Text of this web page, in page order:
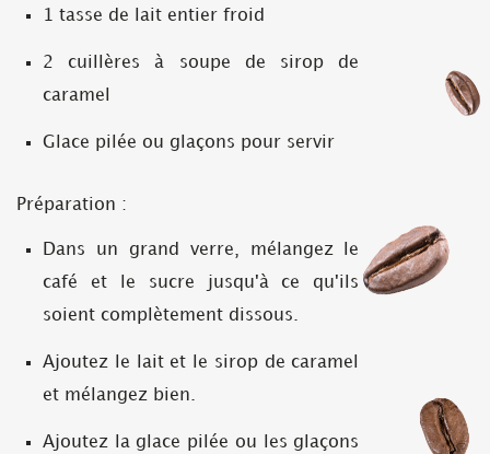
1 tasse de lait entier froid
2 cuillères à soupe de sirop de
caramel
Glace pilée ou glaçons pour servir
Préparation :
Dans un grand verre, mélangez le
café et le sucre jusqu'à ce qu'ils
soient complètement dissous.
Ajoutez le lait et le sirop de caramel
et mélangez bien.
Ajoutez la glace pilée ou les glaçons